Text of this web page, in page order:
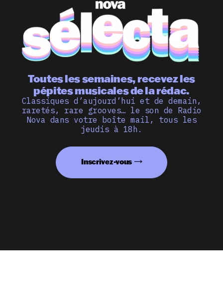
Toutes les semaines, recevez les
pépites musicales de la rédac.
Classiques d’aujourd’hui et de demain,
raretés, rare grooves… le son de Radio
Nova dans votre boîte mail, tous les
jeudis à 18h.
Inscrivez-vous